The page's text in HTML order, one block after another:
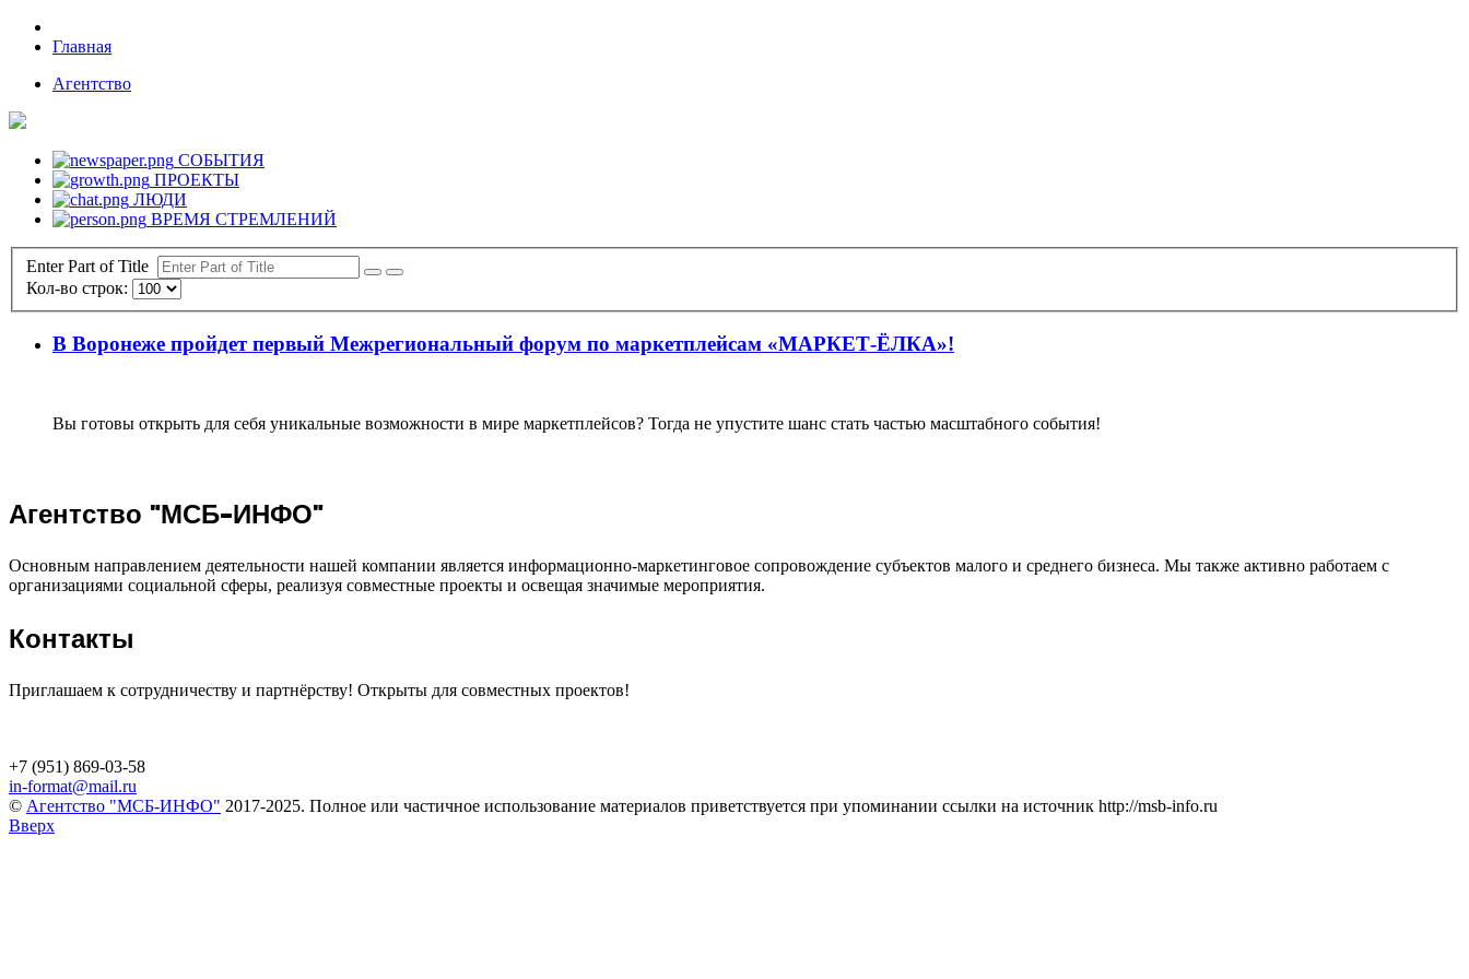
Главная
Агентство
СОБЫТИЯ
ПРОЕКТЫ
ЛЮДИ
ВРЕМЯ СТРЕМЛЕНИЙ
Enter Part of Title
Кол-во строк:
В Воронеже пройдет первый Межрегиональный форум по маркетплейсам «МАРКЕТ-ЁЛКА»!
Вы готовы открыть для себя уникальные возможности в мире маркетплейсов? Тогда не упустите шанс стать частью масштабного события!
Агентство "МСБ-ИНФО"
Основным направлением деятельности нашей компании является информационно-маркетинговое сопровождение субъектов малого и среднего бизнеса. Мы также активно работаем с
организациями социальной сферы, реализуя совместные проекты и освещая значимые мероприятия.
Контакты
Приглашаем к сотрудничеству и партнёрству! Открыты для совместных проектов!
+7 (951) 869-03-58
in-format@mail.ru
© Агентство "МСБ-ИНФО" 2017-2025. Полное или частичное использование материалов приветствуется при упоминании ссылки на источник http://msb-info.ru
Вверх